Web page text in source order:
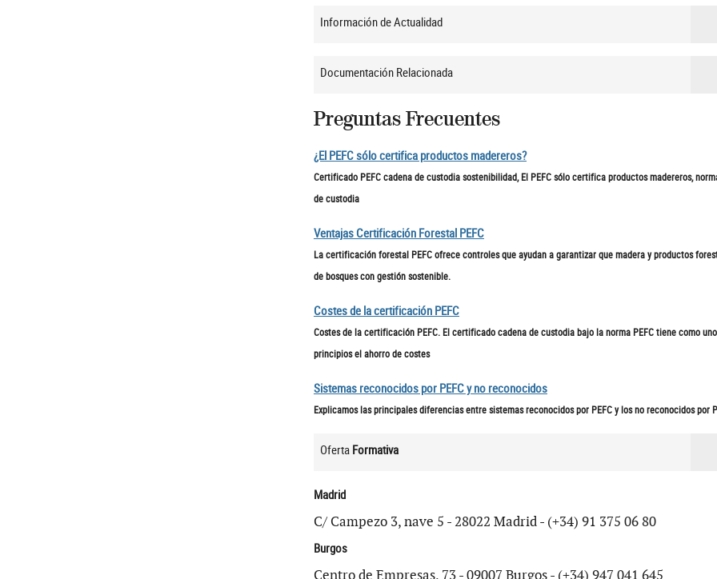
Información de Actualidad
Documentación Relacionada
Preguntas Frecuentes
¿El PEFC sólo certifica productos madereros?
Certificado PEFC cadena de custodia sostenibilidad, El PEFC sólo certifica productos madereros,
de custodia
Ventajas Certificación Forestal PEFC
La certificación forestal PEFC ofrece controles que ayudan a garantizar que madera y productos
de bosques con gestión sostenible.
Costes de la certificación PEFC
Costes de la certificación PEFC. El certificado cadena de custodia bajo la norma PEFC tiene como
principios el ahorro de costes
Sistemas reconocidos por PEFC y no reconocidos
Explicamos las principales diferencias entre sistemas reconocidos por PEFC y los no reconocidos por
Oferta Formativa
Madrid
C/ Campezo 3, nave 5 - 28022 Madrid - (+34) 91 375 06 80
Burgos
Centro de Empresas, 73 - 09007 Burgos - (+34) 947 041 645